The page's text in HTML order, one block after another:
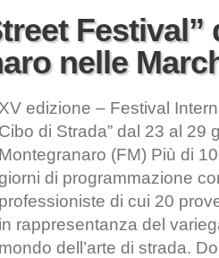
Festival”
nelle
XV edizione – Festival
Cibo di Strada” dal 23 al 29
Montegranaro (FM) Più di
di programmazione
professioniste di cui 20
in rappresentanza del
mondo dell’arte di strada.